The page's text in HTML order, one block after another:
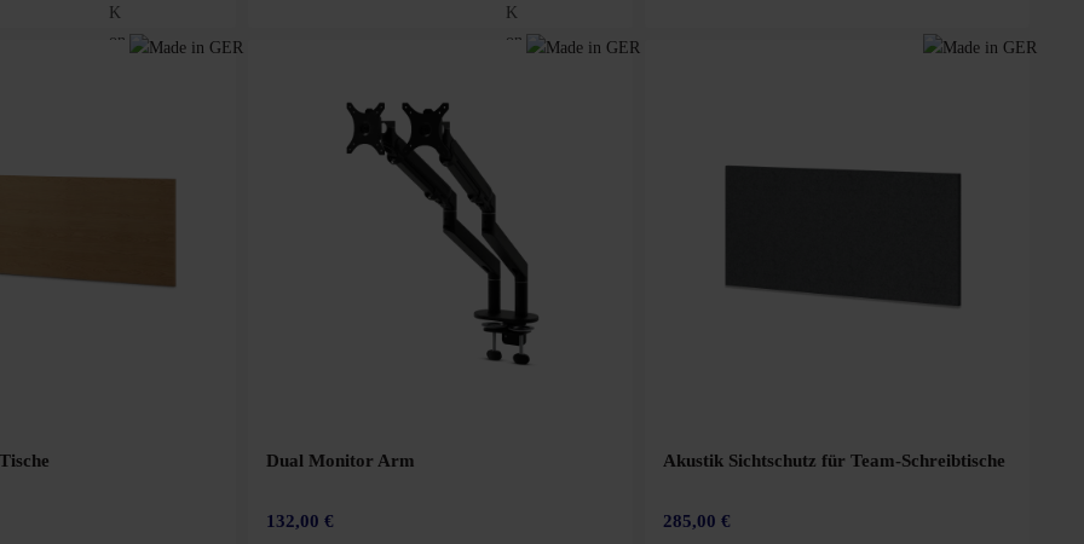
Dual Monitor Arm
132,00 €
Akustik Sichtschutz für Team-Schreibtische
285,00 €